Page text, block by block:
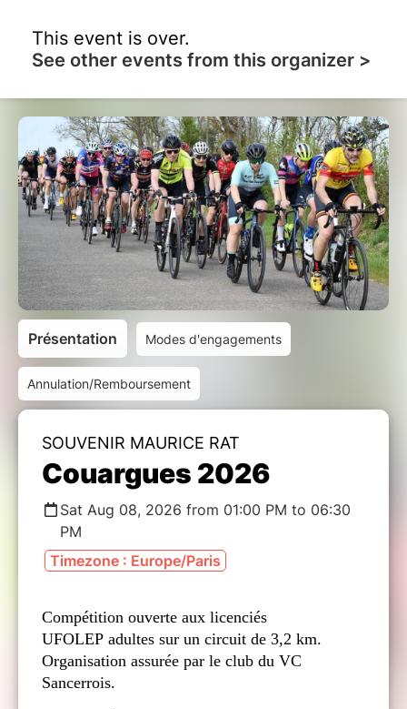
This event is over.
See other events from this organizer >
Présentation Modes d'engagements
Annulation/Remboursement
SOUVENIR MAURICE RAT
Couargues 2026
Sat Aug 08, 2026 from 01:00 PM to 06:30
PM
Timezone : Europe/Paris
Compétition ouverte aux licenciés
UFOLEP adultes sur un circuit de 3,2 km.
Organisation assurée par le club du VC
Sancerrois.